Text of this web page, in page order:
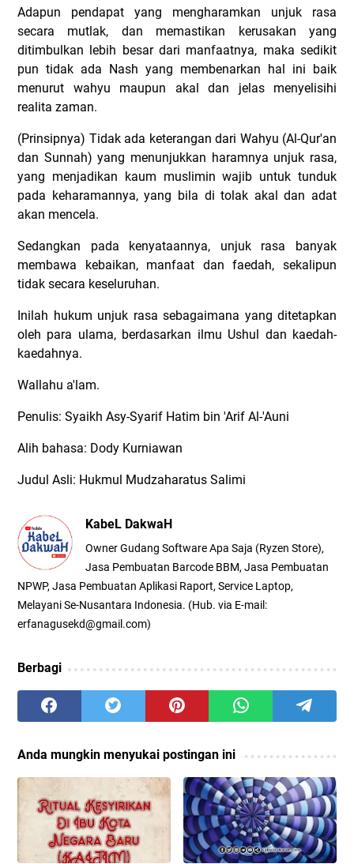
Adapun pendapat yang mengharamkan unjuk rasa
secara mutlak, dan memastikan kerusakan yang
ditimbulkan lebih besar dari manfaatnya, maka sedikit
pun tidak ada Nash yang membenarkan hal ini baik
menurut wahyu maupun akal dan jelas menyelisihi
realita zaman.
(Prinsipnya) Tidak ada keterangan dari Wahyu (Al-Qur'an
dan Sunnah) yang menunjukkan haramnya unjuk rasa,
yang menjadikan kaum muslimin wajib untuk tunduk
pada keharamannya, yang bila di tolak akal dan adat
akan mencela.
Sedangkan pada kenyataannya, unjuk rasa banyak
membawa kebaikan, manfaat dan faedah, sekalipun
tidak secara keseluruhan.
Inilah hukum unjuk rasa sebagaimana yang ditetapkan
oleh para ulama, berdasarkan ilmu Ushul dan kaedah-
kaedahnya.
Wallahu a'lam.
Penulis: Syaikh Asy-Syarif Hatim bin 'Arif Al-'Auni
Alih bahasa: Dody Kurniawan
Judul Asli: Hukmul Mudzaharatus Salimi
KabeL DakwaH
Owner Gudang Software Apa Saja (Ryzen Store),
Jasa Pembuatan Barcode BBM, Jasa Pembuatan
NPWP, Jasa Pembuatan Aplikasi Raport, Service Laptop,
Melayani Se-Nusantara Indonesia. (Hub. via E-mail:
erfanagusekd@gmail.com)
Berbagi
Anda mungkin menyukai postingan ini